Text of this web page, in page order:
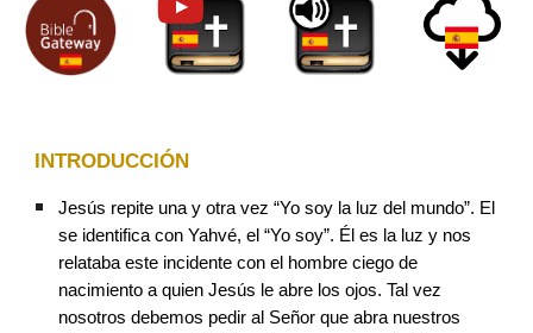
INTRODUCCIÓN
Jesús repite una y otra vez “Yo soy la luz del mundo”. El
se identifica con Yahvé, el “Yo soy”. Él es la luz y nos
relataba este incidente con el hombre ciego de
nacimiento a quien Jesús le abre los ojos. Tal vez
nosotros debemos pedir al Señor que abra nuestros